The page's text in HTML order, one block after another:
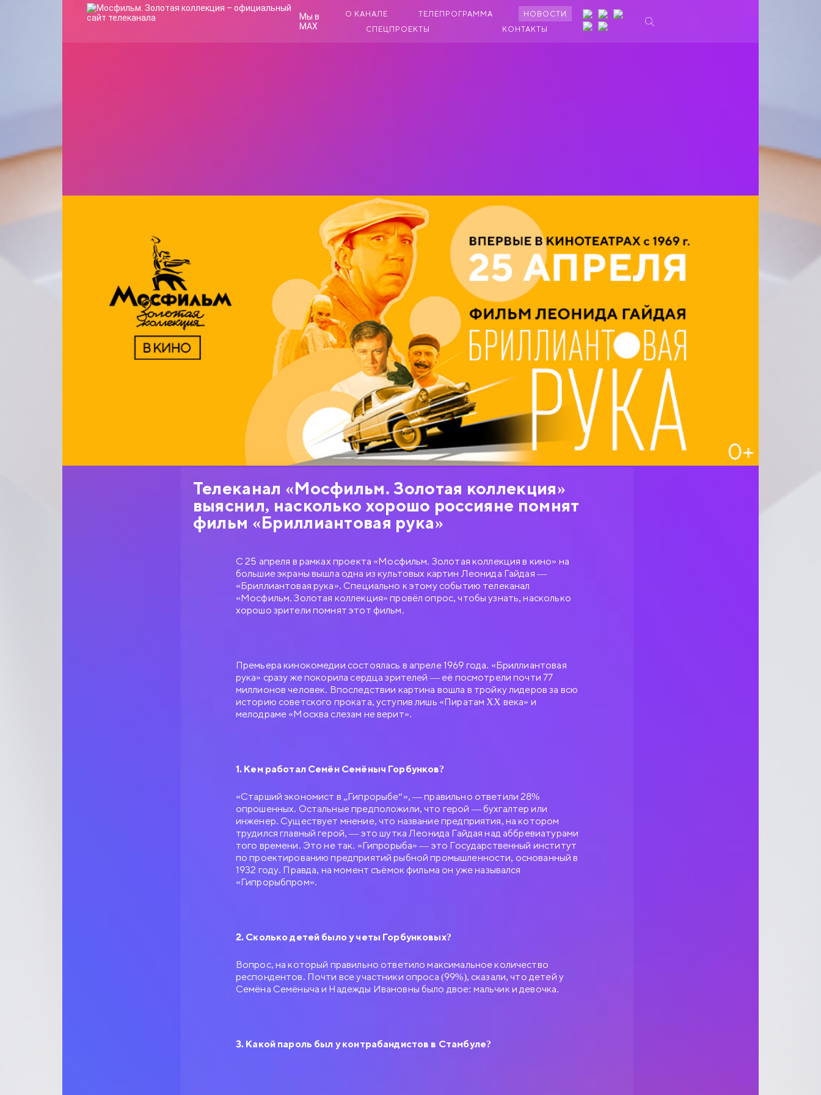
Мы в
MAX
О КАНАЛЕ ТЕЛЕПРОГРАММА
НОВОСТИ
СПЕЦПРОЕКТЫ
КОНТАКТЫ
Телеканал «Мосфильм. Золотая коллекция»
выяснил, насколько хорошо россияне помнят
фильм «Бриллиантовая рука»
С 25 апреля в рамках проекта «Мосфильм. Золотая коллекция в кино» на
большие экраны вышла одна из культовых картин Леонида Гайдая —
«Бриллиантовая рука». Специально к этому событию телеканал
«Мосфильм. Золотая коллекция» провёл опрос, чтобы узнать, насколько
хорошо зрители помнят этот фильм.
Премьера кинокомедии состоялась в апреле 1969 года. «Бриллиантовая
рука» сразу же покорила сердца зрителей — её посмотрели почти 77
миллионов человек. Впоследствии картина вошла в тройку лидеров за всю
историю советского проката, уступив лишь «Пиратам XX века» и
мелодраме «Москва слезам не верит».
1. Кем работал Семён Семёныч Горбунков?
«Старший экономист в „Гипрорыбе“», — правильно ответили 28%
опрошенных. Остальные предположили, что герой — бухгалтер или
инженер. Существует мнение, что название предприятия, на котором
трудился главный герой, — это шутка Леонида Гайдая над аббревиатурами
того времени. Это не так. «Гипрорыба» — это Государственный институт
по проектированию предприятий рыбной промышленности, основанный в
1932 году. Правда, на момент съёмок фильма он уже назывался
«Гипрорыбпром».
2. Сколько детей было у четы Горбунковых?
Вопрос, на который правильно ответило максимальное количество
респондентов. Почти все участники опроса (99%), сказали, что детей у
Семёна Семёныча и Надежды Ивановны было двое: мальчик и девочка.
3. Какой пароль был у контрабандистов в Стамбуле?